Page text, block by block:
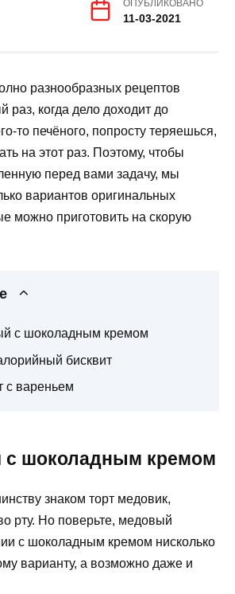
ОПУБЛИКОВАНО
11-03-2021
разнообразных рецептов
раз, когда дело доходит до
то печёного, попросту теряешься,
на этот раз. Поэтому, чтобы
перед вами задачу, мы
вариантов оригинальных
можно приготовить на скорую
с шоколадным кремом
бисквит
с вареньем
с шоколадным кремом
знаком торт медовик,
рту. Но поверьте, медовый
с шоколадным кремом нисколько
варианту, а возможно даже и